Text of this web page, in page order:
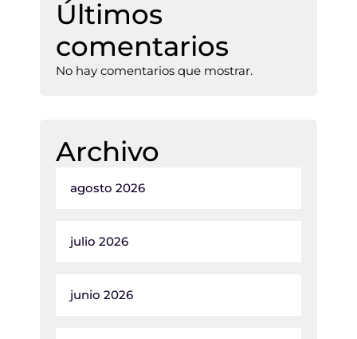
Últimos
comentarios
No hay comentarios que mostrar.
Archivo
agosto 2026
julio 2026
junio 2026